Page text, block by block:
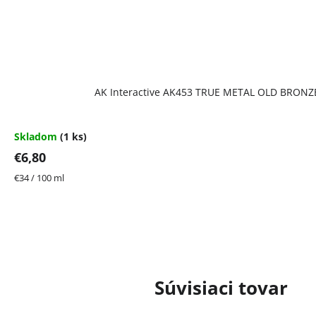
Súvisiaci tovar
AK Interactive AK453 TRUE METAL OLD
Skladom (1 ks)
€6,80
Jednotková
€34 / 100 ml